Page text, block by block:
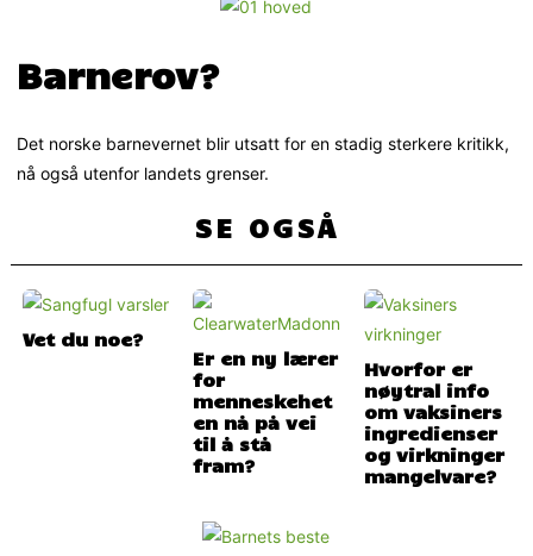
Barnerov?
Det norske barnevernet blir utsatt for en stadig sterkere kritikk,
nå også utenfor landets grenser.
SE OGSÅ
Vet du noe?
Er en ny lærer
for
menneskehet
en nå på vei
til å stå
fram?
Hvorfor er
nøytral info
om vaksiners
ingredienser
og virkninger
mangelvare?